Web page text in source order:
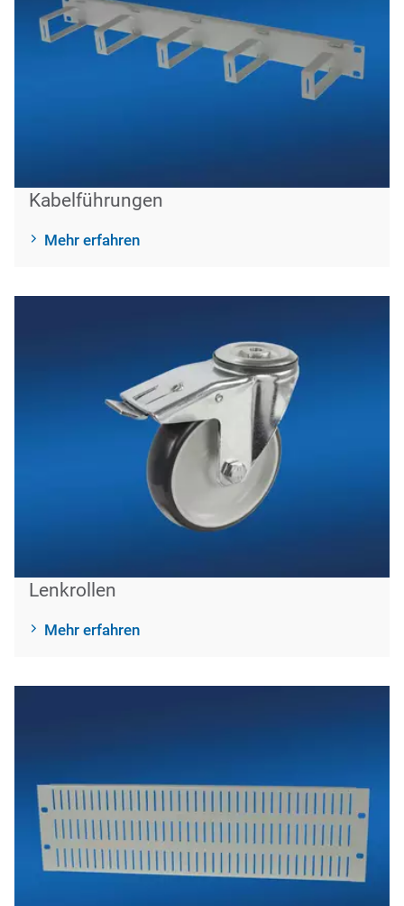
Kabelführungen
Mehr erfahren
Lenkrollen
Mehr erfahren